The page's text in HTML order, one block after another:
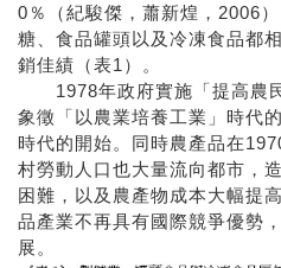
0％（紀駿傑，蕭新煌，2006
糖、食品罐頭以及冷凍食品都
銷佳績（表1）。
1978年政府實施「提高農民
象徵「以農業培養工業」時代
時代的開始。同時農產品在
村勞動人口也大量流向都市，
困難，以及農產物成本大幅提
品產業不再具有國際競爭優勢
展。